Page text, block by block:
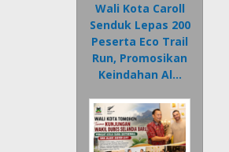
Wali Kota Caroll
Senduk Lepas 200
Peserta Eco Trail
Run, Promosikan
Keindahan Al…